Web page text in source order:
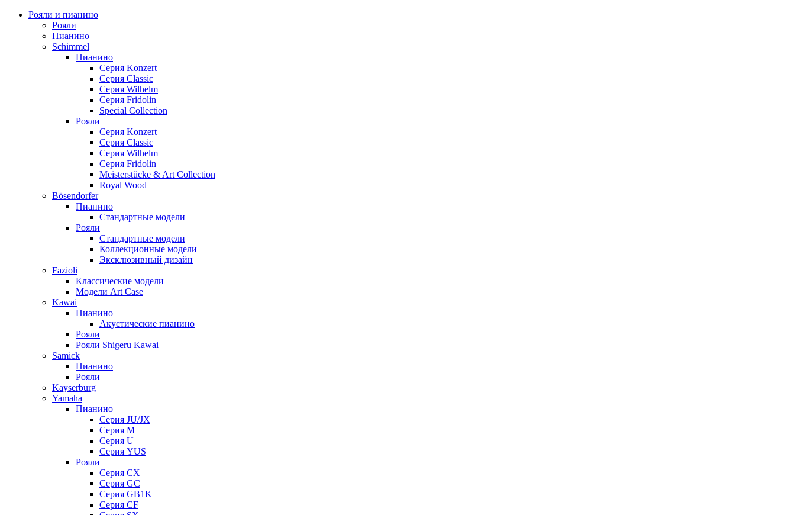
Рояли и пианино
Рояли
Пианино
Schimmel
Пианино
Серия Konzert
Серия Classic
Серия Wilhelm
Серия Fridolin
Special Collection
Рояли
Серия Konzert
Серия Classic
Серия Wilhelm
Серия Fridolin
Meisterstücke & Art Collection
Royal Wood
Bösendorfer
Пианино
Стандартные модели
Рояли
Стандартные модели
Коллекционные модели
Эксклюзивный дизайн
Fazioli
Классические модели
Модели Art Case
Kawai
Пианино
Акустические пианино
Рояли
Рояли Shigeru Kawai
Samick
Пианино
Рояли
Kayserburg
Yamaha
Пианино
Серия JU/JX
Серия M
Серия U
Серия YUS
Рояли
Серия CX
Серия GC
Серия GB1K
Серия CF